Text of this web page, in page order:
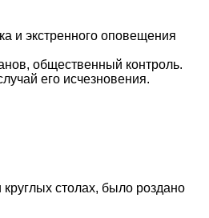
и экстренного оповещения
общественный контроль.
его исчезновения.
столах, было роздано